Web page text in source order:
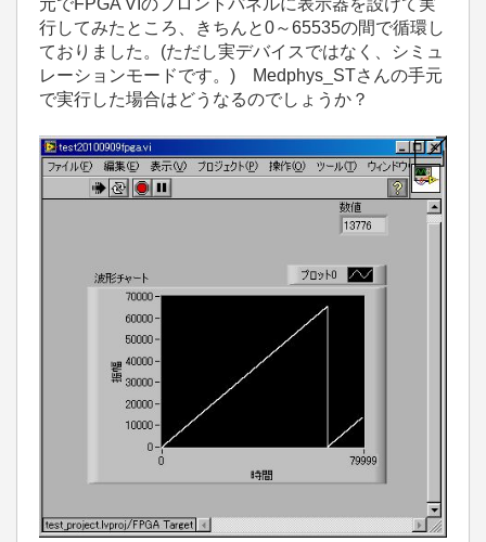
行してみたところ、きちんと0～65535の間で循環し
ておりました。(ただし実デバイスではなく、シミュ
レーションモードです。) Medphys_STさんの手元
で実行した場合はどうなるのでしょうか？